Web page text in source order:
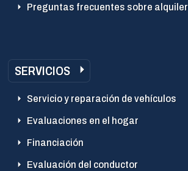
Preguntas frecuentes sobre
SERVICIOS
Servicio y reparación de vehículos
Evaluaciones en el hogar
Financiación
Evaluación del conductor